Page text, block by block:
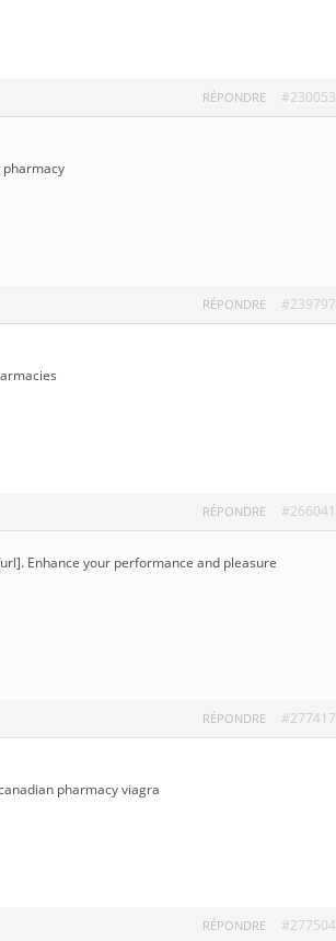
#230053
RÉPONDRE
pharmacy
#239797
RÉPONDRE
#266041
RÉPONDRE
Enhance your performance and pleasure
#277417
RÉPONDRE
pharmacy viagra
#277504
RÉPONDRE